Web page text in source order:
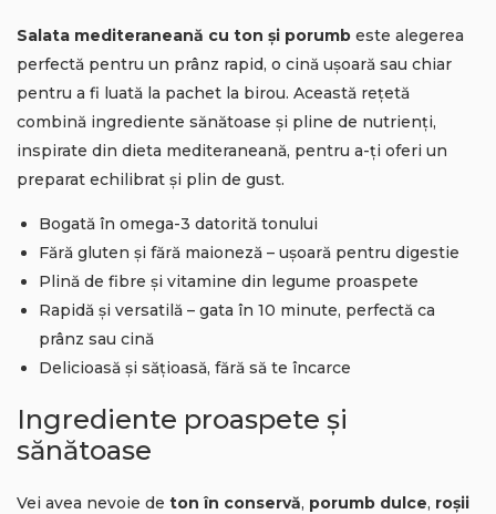
Salata mediteraneană cu ton și porumb este alegerea
perfectă pentru un prânz rapid, o cină ușoară sau chiar
pentru a fi luată la pachet la birou. Această rețetă
combină ingrediente sănătoase și pline de nutrienți,
inspirate din dieta mediteraneană, pentru a-ți oferi un
preparat echilibrat și plin de gust.
Bogată în omega-3 datorită tonului
Fără gluten și fără maioneză – ușoară pentru digestie
Plină de fibre și vitamine din legume proaspete
Rapidă și versatilă – gata în 10 minute, perfectă ca
prânz sau cină
Delicioasă și sățioasă, fără să te încarce
Ingrediente proaspete și
sănătoase
Vei avea nevoie de ton în conservă, porumb dulce, roșii